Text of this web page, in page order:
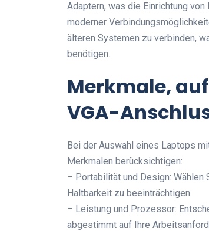
Adaptern, was die Einrichtung
moderner
älteren Systemen zu verbinden,
benötigen.
Merkmale,
VGA-
Bei der Auswahl eines Laptops
Merkmalen berücksichtigen:
– Portabilität und Design: Wählen
Haltbarkeit zu beeinträchtigen.
– Leistung und Prozessor:
abgestimmt auf Ihre